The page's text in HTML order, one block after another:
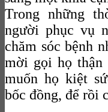
Trong những
người phục vụ
chăm sóc bệnh
mời gọi họ thận
muốn họ kiệt
bốc đồng, để rồi